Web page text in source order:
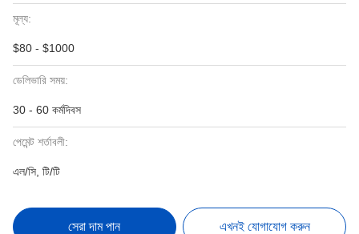
মূল্য:
$80 - $1000
ডেলিভারি সময়:
30 - 60 কর্মদিবস
পেমেন্ট শর্তাবলী:
এল/সি, টি/টি
সেরা দাম পান এখনই যোগাযোগ করুন